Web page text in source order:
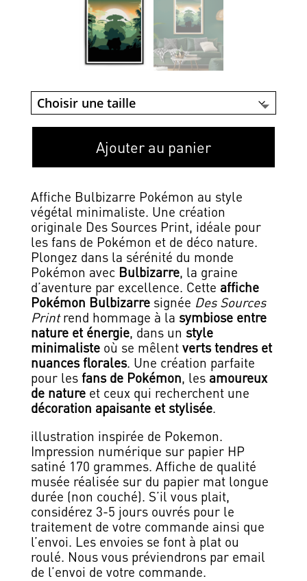
Ajouter au panier
Affiche Bulbizarre Pokémon au style
végétal minimaliste. Une création
originale Des Sources Print, idéale pour
les fans de Pokémon et de déco nature.
Plongez dans la sérénité du monde
Pokémon avec Bulbizarre, la graine
d’aventure par excellence. Cette affiche
Pokémon Bulbizarresignée Des Sources
Printrend hommage à la symbiose entre
nature et énergie, dans un style
minimalisteoù se mêlent verts tendres et
nuances florales. Une création parfaite
pour les fans de Pokémon, les amoureux
de natureet ceux qui recherchent une
décoration apaisante et stylisée.
illustration inspirée de Pokemon.
Impression numérique sur papier HP
satiné 170 grammes. Affiche de qualité
musée réalisée sur du papier mat longue
durée (non couché). S’il vous plait,
considérez 3-5 jours ouvrés pour le
traitement de votre commande ainsi que
l’envoi. Les envoies se font à plat ou
roulé. Nous vous préviendrons par email
de l’envoi de votre commande.